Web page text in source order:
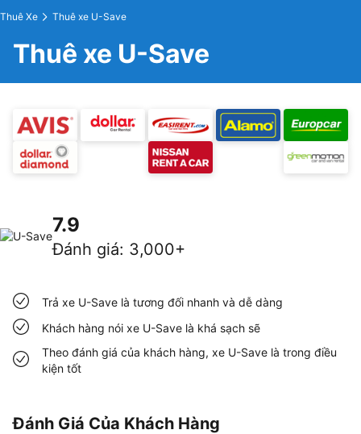
Thuê Xe Thuê xe U-Save
Thuê xe U-Save
7.9
Đánh giá: 3,000+
Trả xe U-Save là tương đối nhanh và dễ dàng
Khách hàng nói xe U-Save là khá sạch sẽ
Theo đánh giá của khách hàng, xe U-Save là trong điều
kiện tốt
Đánh Giá Của Khách Hàng